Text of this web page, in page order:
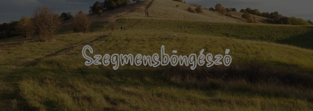
Szegmensböngésző